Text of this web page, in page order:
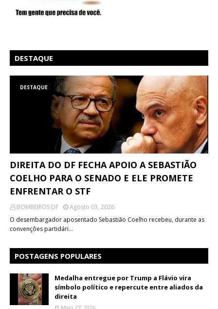
DESTAQUE
DESTAQUE
DIREITA DO DF FECHA APOIO A SEBASTIÃO
COELHO PARA O SENADO E ELE PROMETE
ENFRENTAR O STF
BOMBEIROS DF
Agosto 03, 2026
O desembargador aposentado Sebastião Coelho recebeu, durante as
convenções partidári…
POSTAGENS POPULARES
Medalha entregue por Trump a Flávio vira
símbolo político e repercute entre aliados da
direita
Maio 27, 2026